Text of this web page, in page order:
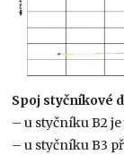
Spoj styčníkové
– u styčníku B2
– u styčníku B3